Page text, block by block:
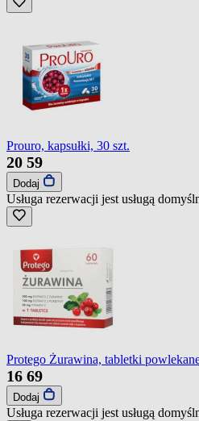
Prouro, kapsułki, 30 szt.
20 59
Dodaj
Usługa rezerwacji jest usługą
Protego Żurawina, tabletki
16 69
Dodaj
Usługa rezerwacji jest usługą